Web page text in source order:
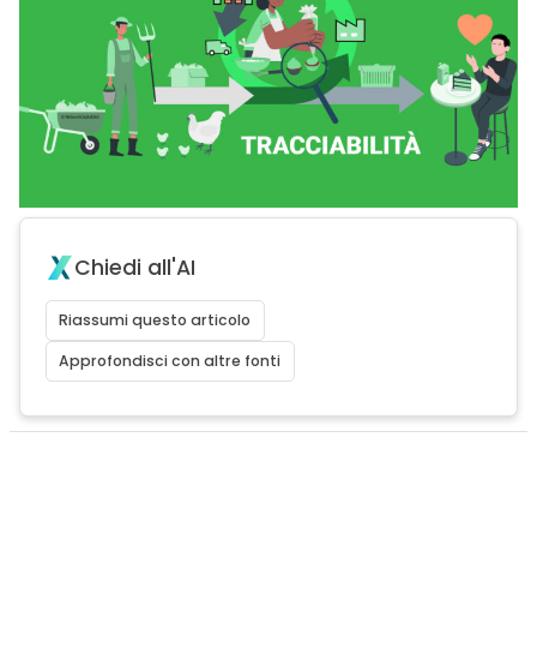
Chiedi all'AI
Riassumi questo articolo
Approfondisci con altre fonti